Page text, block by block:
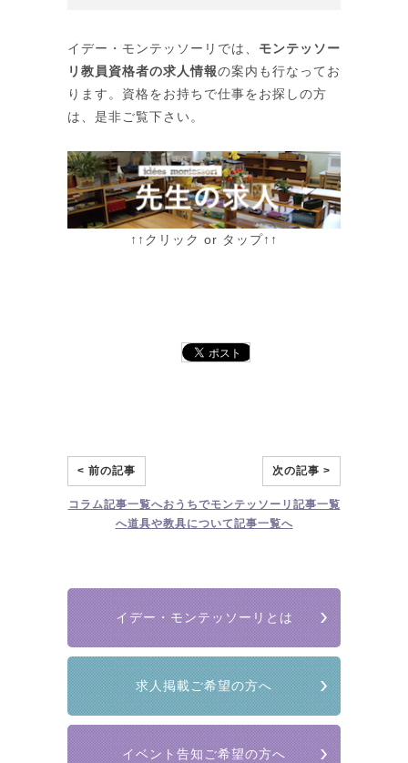
イデー・モンテッソーリでは、 モンテッソー
リ教員資格者の求人情報の案内も行なってお
ります。資格をお持ちで仕事をお探しの方
は、是非ご覧下さい。
↑↑ クリック or タップ↑↑
< 前の記事 次の記事 >
コラム記事一覧へおうちでモンテッソーリ 記事一覧
へ道具や教具について記事一覧へ
イデー・モンテッソーリとは
求人掲載ご希望の方へ
イベント告知ご希望の方へ